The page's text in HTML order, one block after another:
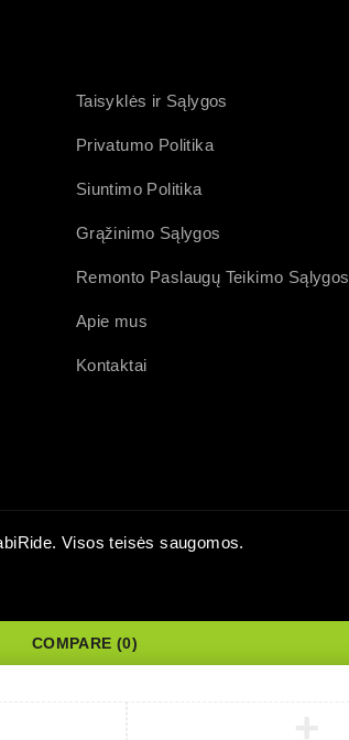
Taisyklės ir Sąlygos
Privatumo Politika
Siuntimo Politika
Grąžinimo Sąlygos
Remonto Paslaugų Teikimo Sąlygos
Apie mus
Kontaktai
Visos teisės saugomos.
COMPARE (0)